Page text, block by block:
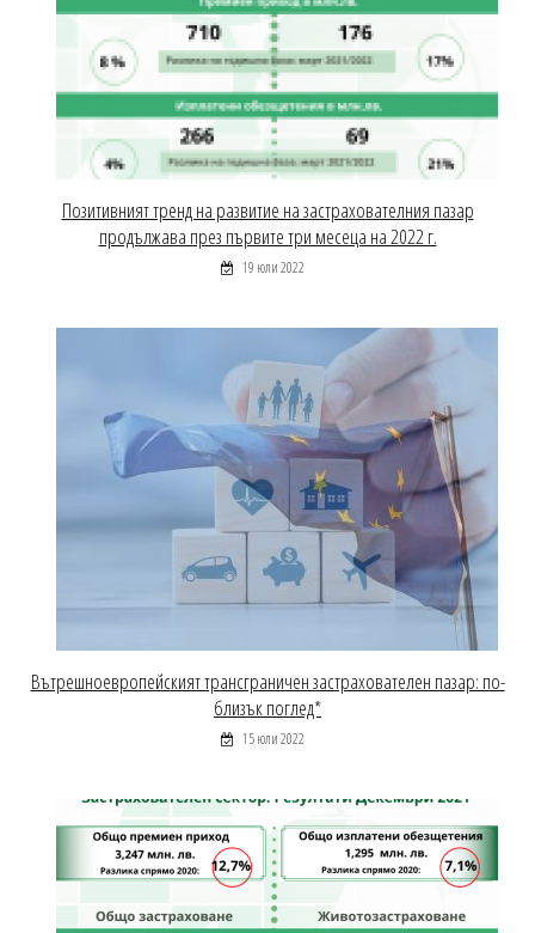
Позитивният тренд на развитие на застрахователния пазар
продължава през първите три месеца на 2022 г.
19 юли 2022
Вътрешноевропейският трансграничен застрахователен пазар: по-
близък поглед*
15 юли 2022